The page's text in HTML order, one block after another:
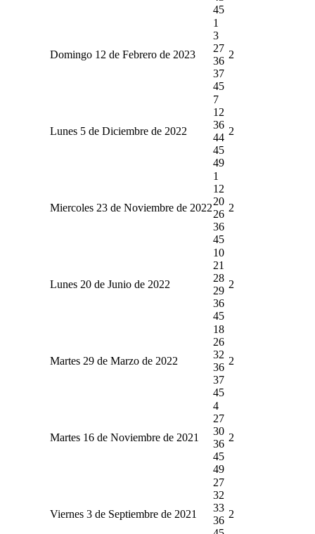
45
Domingo 12 de Febrero de 2023
1
3
27
36
37
45
2
Lunes 5 de Diciembre de 2022
7
12
36
44
45
49
2
Miercoles 23 de Noviembre de 2022
1
12
20
26
36
45
2
Lunes 20 de Junio de 2022
10
21
28
29
36
45
2
Martes 29 de Marzo de 2022
18
26
32
36
37
45
2
Martes 16 de Noviembre de 2021
4
27
30
36
45
49
2
Viernes 3 de Septiembre de 2021
27
32
33
36
2